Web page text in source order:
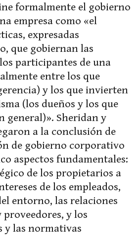
formalmente el gobierno
empresa como «el
expresadas
que gobiernan las
participantes de una
entre los que
y los que invierten
(los dueños y los que
general)». Sheridan y
a la conclusión de
de gobierno corporativo
aspectos fundamentales:
de los propietarios a
de los empleados,
entorno, las relaciones
y los
y las normativas